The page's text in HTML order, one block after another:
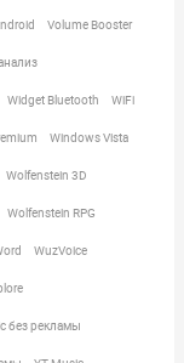
Volume Booster
Widget Bluetooth WiFi
Windows Vista
Wolfenstein 3D
Wolfenstein RPG
WuzVoice
без рекламы